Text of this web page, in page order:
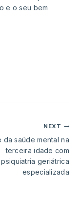
e o seu bem
NEXT
da saúde mental na
terceira idade com
psiquiatria geriátrica
especializada